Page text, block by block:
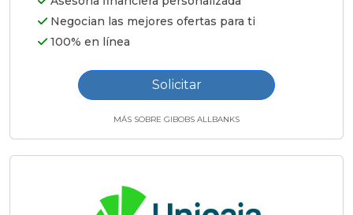
Negocian las mejores ofertas para ti
100% en línea
Solicitar
MÁS SOBRE GIBOBS ALLBANKS